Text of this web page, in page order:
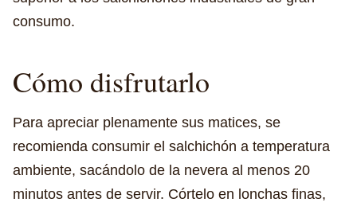
consumo.
Cómo disfrutarlo
Para apreciar plenamente sus matices, se
recomienda consumir el salchichón a temperatura
ambiente, sacándolo de la nevera al menos 20
minutos antes de servir. Córtelo en lonchas finas,